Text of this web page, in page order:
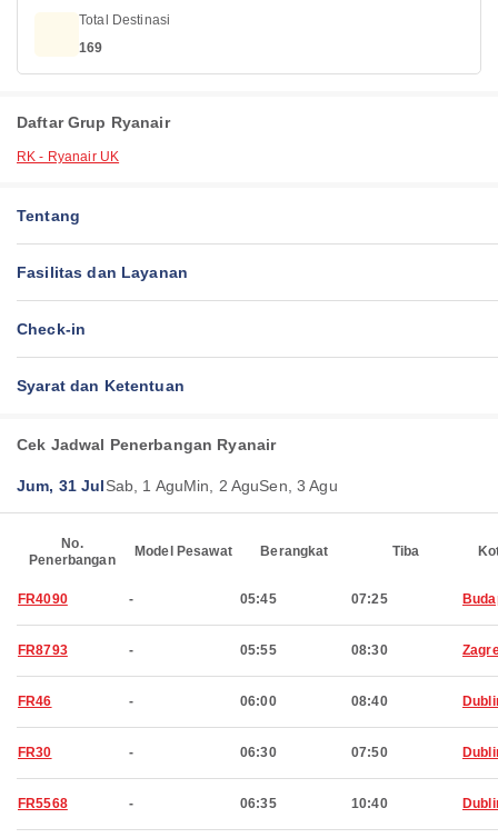
Total Destinasi
169
Daftar Grup Ryanair
RK - Ryanair UK
Tentang
Fasilitas dan Layanan
Check-in
Syarat dan Ketentuan
Cek Jadwal Penerbangan Ryanair
Jum, 31 JulSab, 1 AguMin, 2 AguSen, 3 Agu
No.
Penerbangan
Model Pesawat Berangkat Tiba
FR4090 - 05:45 07:25
FR8793 - 05:55 08:30
FR46 - 06:00 08:40
FR30 - 06:30 07:50
FR5568 - 06:35 10:40